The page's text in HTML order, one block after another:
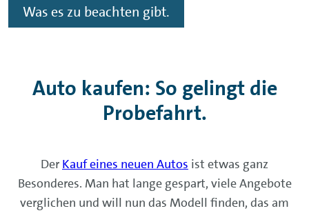
Was es zu beachten gibt.
Auto kaufen: So gelingt die
Probefahrt.
Der Kauf eines neuen Autos ist etwas ganz
Besonderes. Man hat lange gespart, viele Angebote
verglichen und will nun das Modell finden, das am